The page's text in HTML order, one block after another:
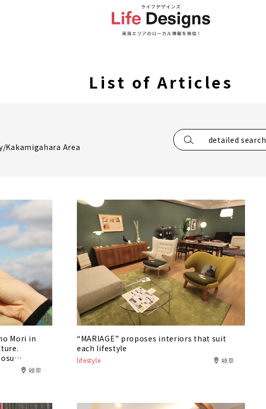
List of Articles
Kakamigahara Area
detailed search
Mori in
岐阜
“MARIAGE” proposes interiors that suit
each lifestyle
lifestyle 岐阜